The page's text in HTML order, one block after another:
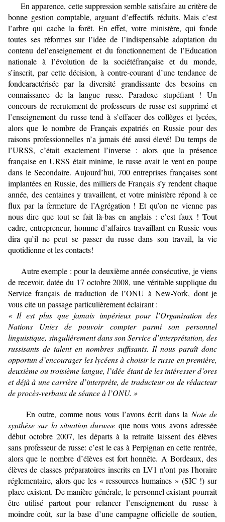
En apparence, cette suppression semble satisfaire au critère de
bonne gestion comptable, arguant d’effectifs réduits. Mais c’est
l’arbre qui cache la forêt. En effet, votre ministère, qui fonde
toutes ses réformes sur l’idée de l’indispensable adaptation du
contenu del’enseignement et du fonctionnement de l’Education
nationale à l’évolution de la sociétéfrançaise et du monde,
s’inscrit, par cette décision, à contre-courant d’une tendance de
fondcaractérisée par la diversité grandissante des besoins en
connaissance de la langue russe. Paradoxe stupéfiant ! Un
concours de recrutement de professeurs de russe est supprimé et
l’enseignement du russe tend à s’effacer des collèges et lycées,
alors que le nombre de Français expatriés en Russie pour des
raisons professionnelles n’a jamais été aussi élevé! Du temps de
l’URSS, c’était exactement l’inverse : alors que la présence
française en URSS était minime, le russe avait le vent en poupe
dans le Secondaire. Aujourd’hui, 700 entreprises françaises sont
implantées en Russie, des milliers de Français s’y rendent chaque
année, des centaines y travaillent, et votre ministère répond à ce
flux par la fermeture de l’Agrégation ! Et qu’on ne vienne pas
nous dire que tout se fait là-bas en anglais : c’est faux ! Tout
cadre, entrepreneur, homme d’affaires travaillant en Russie vous
dira qu’il ne peut se passer du russe dans son travail, la vie
quotidienne et les contacts!
Autre exemple : pour la deuxième année consécutive, je viens
de recevoir, datée du 17 octobre 2008, une véritable supplique du
Service français de traduction de l’ONU à New-York, dont je
vous cite un passage particulièrement éclairant :
« Il est plus que jamais impérieux pour l’Organisation des
Nations Unies de pouvoir compter
parmi son personnel
linguistique, singulièrement dans son Service d’interprétation, des
russisants de talent en nombres suffisants. Il nous paraît donc
opportun d’encourager les lycéens à choisir le russe en première,
deuxième ou troisième langue, l’idée étant de les intéresser d’ores
et déjà à une carrière d’interprète, de traducteur ou de rédacteur
deprocès-verbaux de séance à l’ONU. »
En outre, comme nous vous l’avons écrit dans la Note de
synthèse sur la situation durusse que nous vous avons adressée
début octobre 2007, les départs à la retraite laissent des élèves
sans professeur de russe: c’est le cas à Perpignan en cette rentrée,
alors que le nombre d’élèves est fort honnête. A Bordeaux, des
élèves de classes préparatoires inscrits en LV1 n'ont pas l'horaire
réglementaire, alors que les « ressources humaines » (SIC !) sur
place existent. De manière générale, le personnel existant pourrait
être utilisé partout pour relancer l’enseignement du russe à
moindre coût, sur la base d’une campagne officielle de soutien,